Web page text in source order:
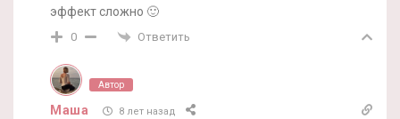
эффект сложно 🙂
0 Ответить
Автор
Маша 8 лет назад